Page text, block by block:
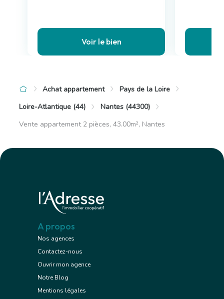
Voir le bien
Achat appartement
Pays de la Loire
Loire-Atlantique (44)
Nantes (44300)
Vente appartement 2 pièces, 43.00m², Nantes
A propos
Nos agences
Contactez-nous
Ouvrir mon agence
Notre Blog
Mentions légales